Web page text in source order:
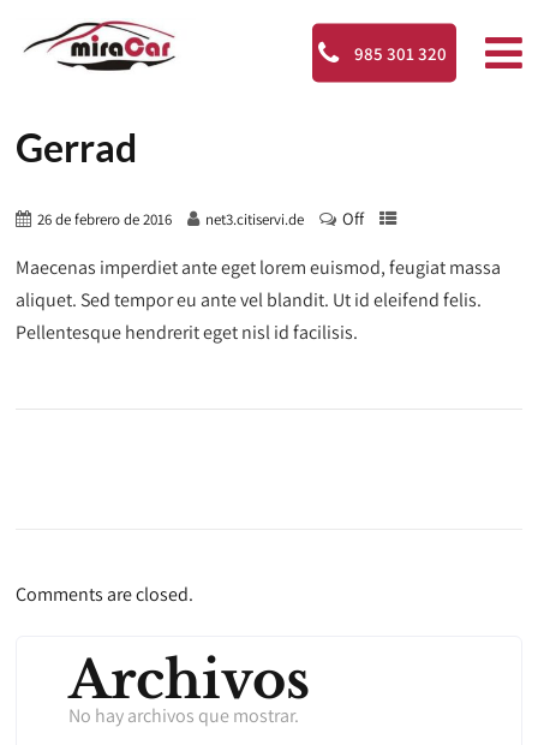
985 301 320
Gerrad
26 de febrero de 2016 net3.citiservi.de Off
Maecenas imperdiet ante eget lorem euismod, feugiat massa
aliquet. Sed tempor eu ante vel blandit. Ut id eleifend felis.
Pellentesque hendrerit eget nisl id facilisis.
Comments are closed.
Archivos
No hay archivos que mostrar.